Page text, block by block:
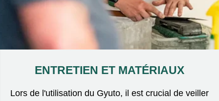
ENTRETIEN ET MATÉRIAUX
Lors de l'utilisation du Gyuto, il est crucial de veiller